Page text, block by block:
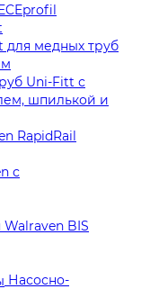
медных труб
Uni-Fitt с
шпилькой и
RapidRail
с
BIS
Насосно-